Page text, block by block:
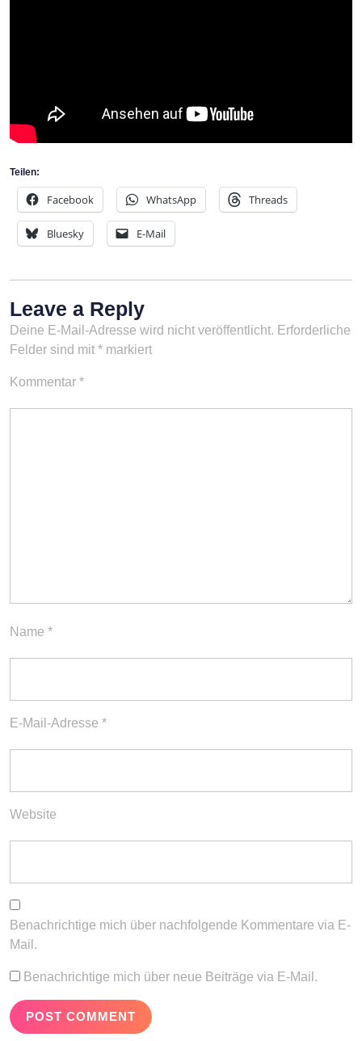
Teilen:
Facebook WhatsApp Threads
Bluesky E-Mail
Leave a Reply
Deine E-Mail-Adresse wird nicht veröffentlicht. Erforderliche
Felder sind mit * markiert
Kommentar *
Name *
E-Mail-Adresse *
Website
Benachrichtige mich über nachfolgende Kommentare via E-
Mail.
Benachrichtige mich über neue Beiträge via E-Mail.